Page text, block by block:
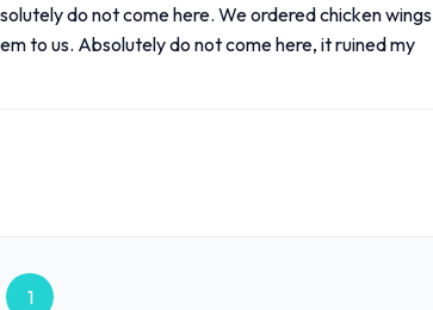
do not come here. We ordered chicken wings
to us. Absolutely do not come here, it ruined my
1